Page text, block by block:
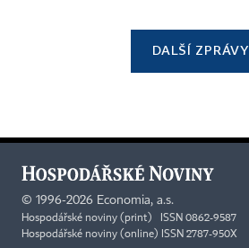
DALŠÍ ZPRÁVY
© 1996-2026 Economia, a.s.
Hospodářské noviny (print) ISSN 0862-9587
Hospodářské noviny (online) ISSN 2787-950X